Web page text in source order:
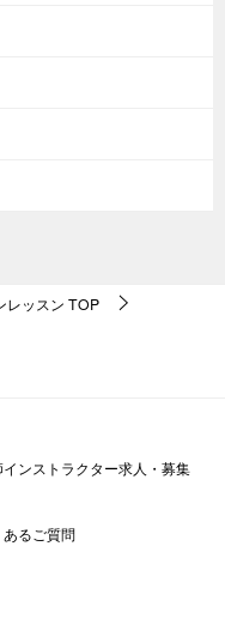
レッスン TOP
インストラクター求人・募集
あるご質問